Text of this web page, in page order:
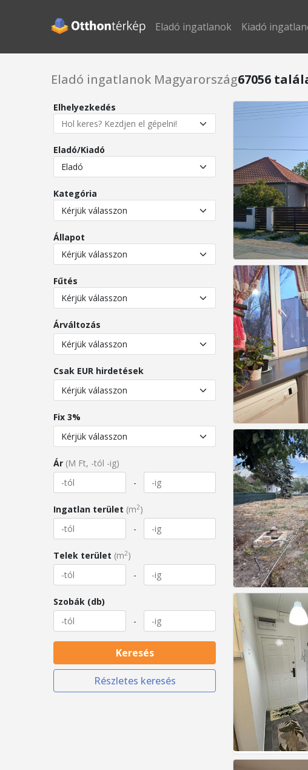
Eladó ingatlanok Kiadó
Eladó ingatlanok Magyarország67056
Elhelyezkedés
Eladó/Kiadó
Kategória
Állapot
Fűtés
Árváltozás
Csak EUR hirdetések
Fix 3%
Ár (M Ft, -tól -ig)
-
Ingatlan terület (m2)
-
Telek terület (m2)
-
Szobák (db)
-
Keresés
Részletes keresés